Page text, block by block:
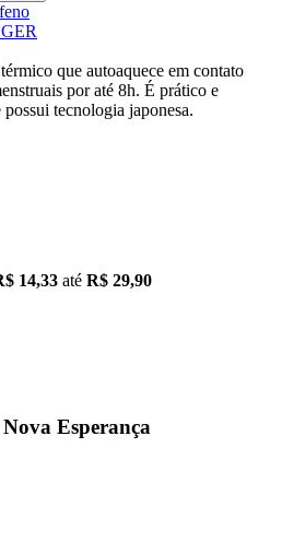
que autoaquece em contato
por até 8h. É prático e
tecnologia japonesa.
14,33 até R$ 29,90
Esperança